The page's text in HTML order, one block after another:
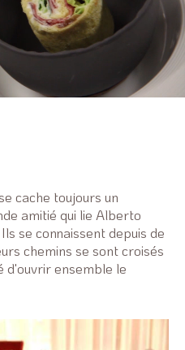
cache toujours un
amitié qui lie Alberto
se connaissent depuis de
chemins se sont croisés
d'ouvrir ensemble le